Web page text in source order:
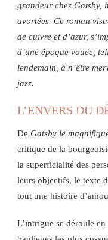
grandeur chez Gatsby,
avortées. Ce roman
de cuivre et d’azur,
d’une époque vouée,
lendemain, à n’être
jazz.
L’ENVERS DU
De Gatsby le
critique de la
la superficialité des
leurs objectifs, le texte
tout une histoire
L’intrigue se déroule